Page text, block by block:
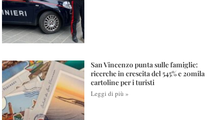
San Vincenzo punta sulle famiglie:
ricerche in crescita del 545% e 20mila
cartoline per i turisti
Leggi di più »